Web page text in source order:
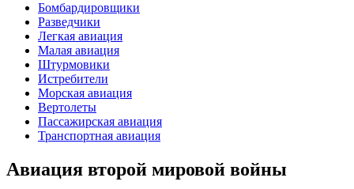
Бомбардировщики
Разведчики
Легкая авиация
Малая авиация
Штурмовики
Истребители
Морская авиация
Вертолеты
Пассажирская авиация
Транспортная авиация
Авиация второй мировой войны